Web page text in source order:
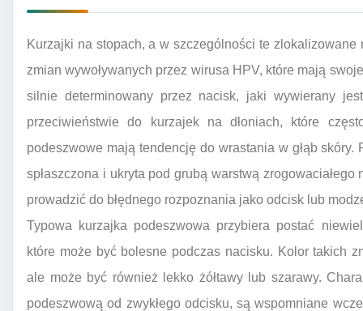
Kurzajki na stopach, a w szczególności te
zmian wywoływanych przez wirusa HPV, które mają
silnie determinowany przez nacisk, jaki wywierany
przeciwieństwie do kurzajek na dłoniach, które
podeszwowe mają tendencję do wrastania w głąb
spłaszczona i ukryta pod grubą warstwą
prowadzić do błędnego rozpoznania jako odcisk lub
Typowa kurzajka podeszwowa przybiera postać
które może być bolesne podczas nacisku. Kolor takich
ale może być również lekko żółtawy lub szarawy.
podeszwową od zwykłego odcisku, są wspomniane